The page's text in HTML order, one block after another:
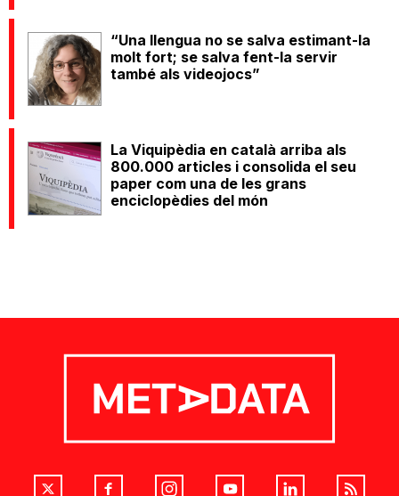
“Una llengua no se salva estimant-la
molt fort; se salva fent-la servir
també als videojocs”
La Viquipèdia en català arriba als
800.000 articles i consolida el seu
paper com una de les grans
enciclopèdies del món